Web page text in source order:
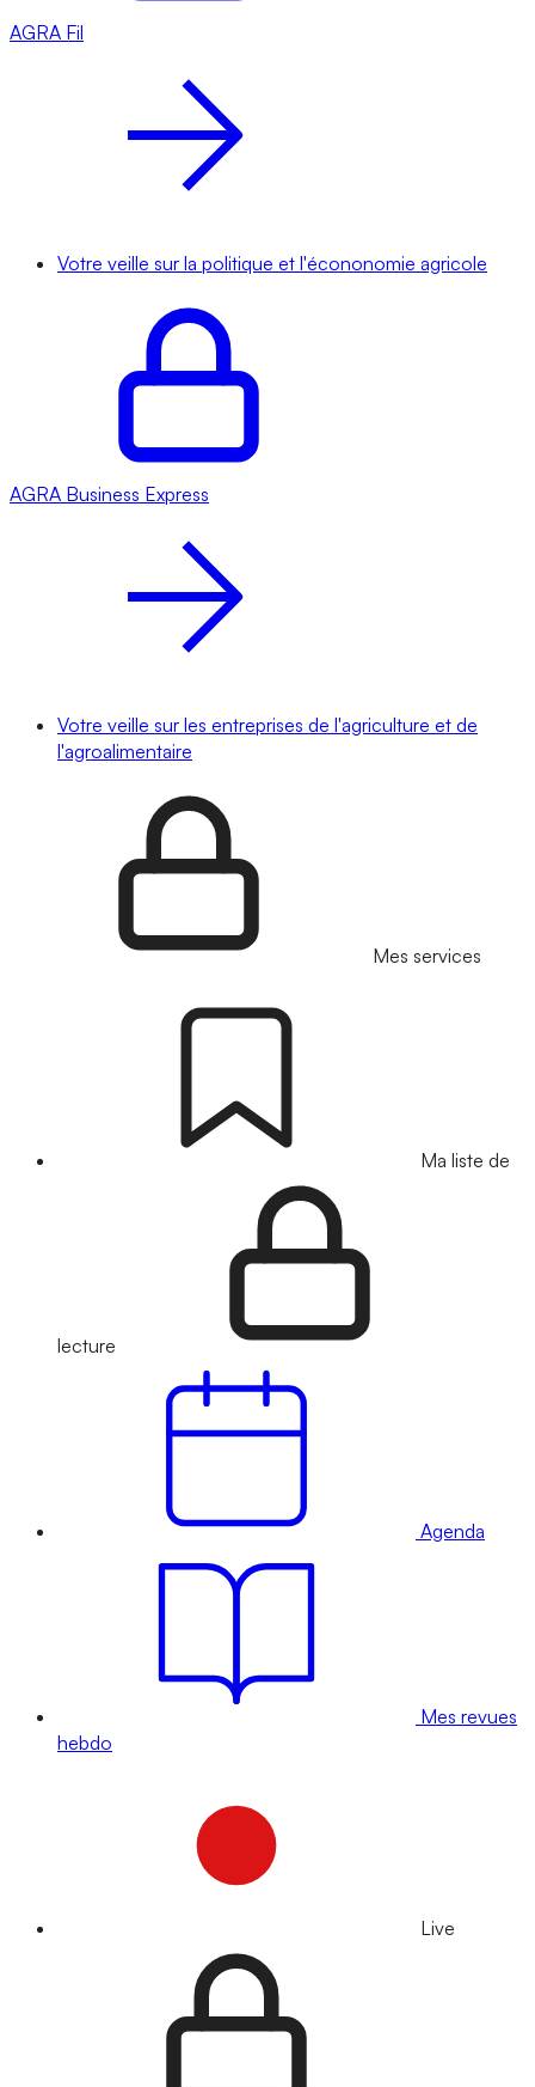
AGRA Fil
Votre veille sur la politique et l'écononomie agricole
AGRA Business Express
Votre veille sur les entreprises de l'agriculture et de
l'agroalimentaire
Mes services
Ma liste de
lecture
Agenda
Mes revues
hebdo
Live